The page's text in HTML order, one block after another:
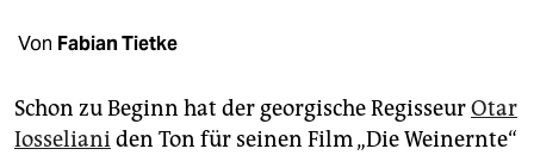
veranstaltungen
fragen & hilfe
Von Fabian Tietke
Schon zu Beginn hat der georgische RegisseurOtar
Iosselianiden Ton für seinen Film „Die Weinernte“